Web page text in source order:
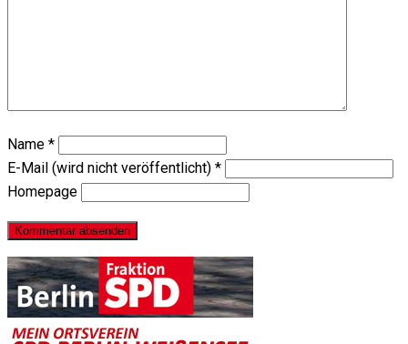
Name *
E-Mail (wird nicht veröffentlicht) *
Homepage